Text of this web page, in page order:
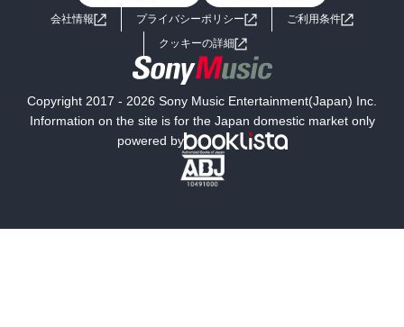
小説
海外小説
ミステリー SF
文学
会社情報 プライバシーポリシー
ご利用条件
クッキーの詳細
Copyright 2017 - 2026 Sony Music Entertainment(Japan) Inc.
Information on the site is for the Japan domestic market only
powered by